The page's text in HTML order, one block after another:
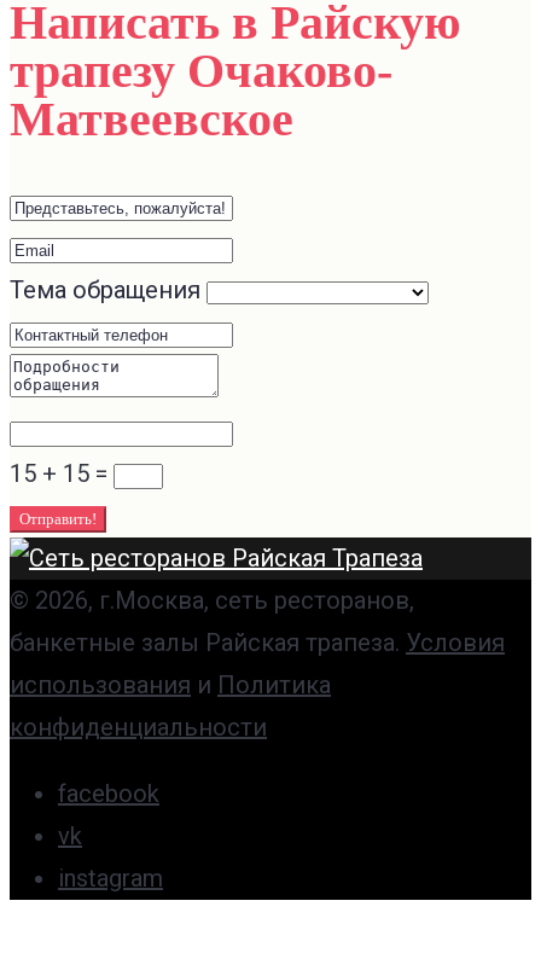
Написать в Райскую
трапезу Очаково-
Матвеевское
Тема обращения
15 + 15 =
Отправить!
© 2026, г.Москва, сеть ресторанов,
банкетные залы Райская трапеза. Условия
использования и Политика
конфиденциальности
facebook
vk
instagram